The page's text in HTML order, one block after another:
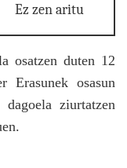
Ez zen aritu
osatzen duten 12
Erasunek osasun
ziurtatzen